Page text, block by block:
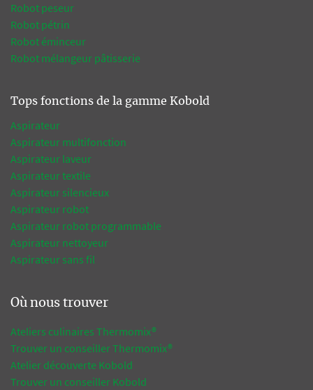
Robot peseur
Robot pétrin
Robot éminceur
Robot mélangeur pâtisserie
Tops fonctions de la gamme Kobold
Aspirateur
Aspirateur multifonction
Aspirateur laveur
Aspirateur textile
Aspirateur silencieux
Aspirateur robot
Aspirateur robot programmable
Aspirateur nettoyeur
Aspirateur sans fil
Où nous trouver
Ateliers culinaires Thermomix®
Trouver un conseiller Thermomix®
Atelier découverte Kobold
Trouver un conseiller Kobold